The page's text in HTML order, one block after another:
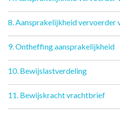
8. Aansprakelijkheid vervoerder
9. Ontheffing aansprakelijkheid
10. Bewijslastverdeling
11. Bewijskracht vrachtbrief